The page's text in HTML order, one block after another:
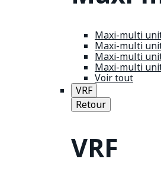
Maxi-multi
Maxi-multi
Maxi-multi
Maxi-multi
Voir tout
VRF
Retour
VRF